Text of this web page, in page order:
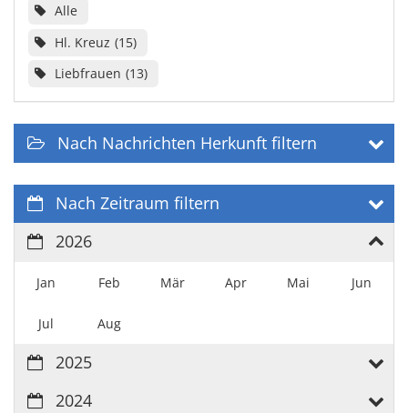
Alle
Hl. Kreuz 15
Liebfrauen 13
Nach Nachrichten Herkunft filtern
Nach Zeitraum filtern
2026
Jan Feb Mär Apr Mai Jun
Jul Aug
2025
2024